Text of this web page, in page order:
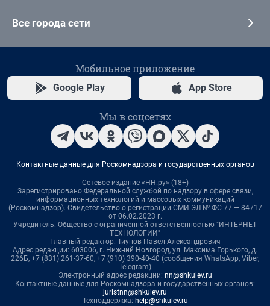
Все города сети
Мобильное приложение
Google Play App Store
Мы в соцсетях
Контактные данные для Роскомнадзора и государственных органов
Сетевое издание «НН.ру» (18+)
Зарегистрировано Федеральной службой по надзору в сфере связи,
информационных технологий и массовых коммуникаций
(Роскомнадзор). Свидетельство о регистрации СМИ ЭЛ № ФС 77 — 84717
от 06.02.2023 г.
Учредитель: Общество с ограниченной ответственностью "ИНТЕРНЕТ
ТЕХНОЛОГИИ"
Главный редактор: Тиунов Павел Александрович
Адрес редакции: 603006, г. Нижний Новгород, ул. Максима Горького, д.
226Б, +7 (831) 261-37-60, +7 (910) 390-40-40 (сообщения WhatsApp, Viber,
Telegram)
Электронный адрес редакции: nn@shkulev.ru
Контактные данные для Роскомнадзора и государственных органов:
juristnn@shkulev.ru
Техподдержка: help@shkulev.ru